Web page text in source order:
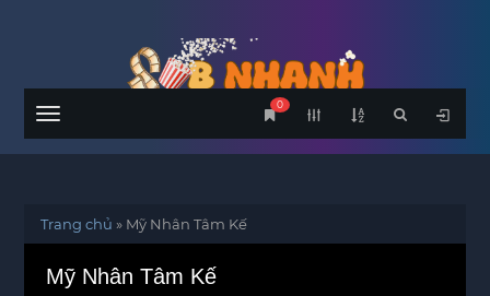
Menu
0
Trang chủ » Mỹ Nhân Tâm Kế
Mỹ Nhân Tâm Kế